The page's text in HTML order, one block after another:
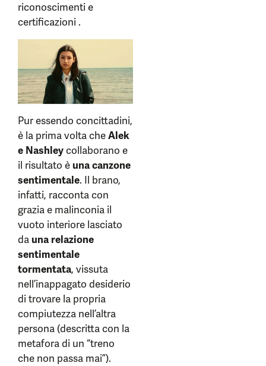
riconoscimenti e
certificazioni .
Pur essendo concittadini,
è la prima volta cheAlek
e Nashleycollaborano e
il risultato è una canzone
sentimentale. Il brano,
infatti, racconta con
grazia e malinconia il
vuoto interiore lasciato
da una relazione
sentimentale
tormentata, vissuta
nell’inappagato desiderio
di trovare la propria
compiutezza nell’altra
persona (descritta con la
metafora di un “treno
che non passa mai”).